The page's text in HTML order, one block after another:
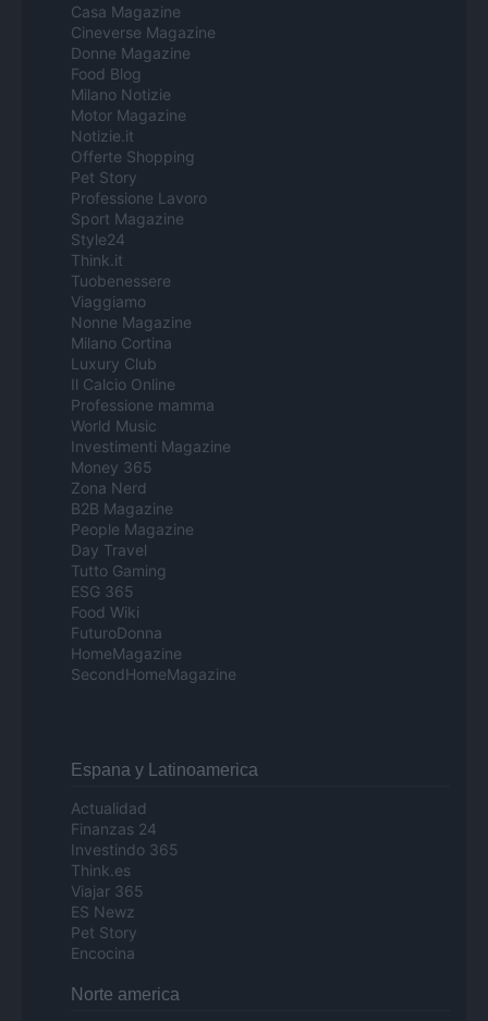
Casa Magazine
Cineverse Magazine
Donne Magazine
Food Blog
Milano Notizie
Motor Magazine
Notizie.it
Offerte Shopping
Pet Story
Professione Lavoro
Sport Magazine
Style24
Think.it
Tuobenessere
Viaggiamo
Nonne Magazine
Milano Cortina
Luxury Club
Il Calcio Online
Professione mamma
World Music
Investimenti Magazine
Money 365
Zona Nerd
B2B Magazine
People Magazine
Day Travel
Tutto Gaming
ESG 365
Food Wiki
FuturoDonna
HomeMagazine
SecondHomeMagazine
Espana y Latinoamerica
Actualidad
Finanzas 24
Investindo 365
Think.es
Viajar 365
ES Newz
Pet Story
Encocina
Norte america